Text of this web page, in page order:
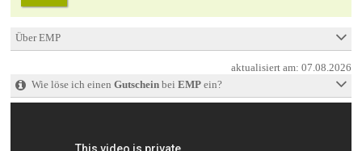
Über EMP
aktualisiert am:07.08.2026
Wie löse ich einen Gutscheinbei EMPein?